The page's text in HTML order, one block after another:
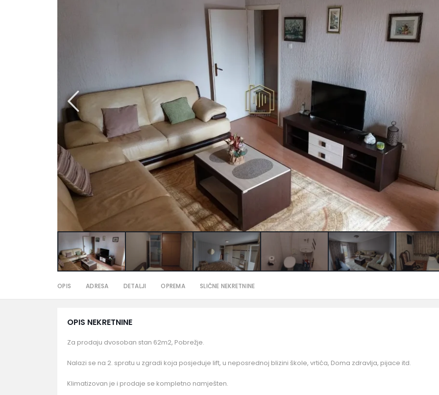
OPIS ADRESA DETALJI OPREMA SLIČNE NEKRETNINE
OPIS NEKRETNINE
Za prodaju dvosoban stan 62m2, Pobrežje.
Nalazi se na 2. spratu u zgradi koja posjeduje lift, u neposrednoj blizini škole, vrtića, Doma zdravlja, pijace itd.
Klimatizovan je i prodaje se kompletno namješten.